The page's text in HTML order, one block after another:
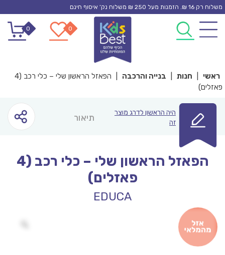
Skip
content
משלוח רק 16 ₪. הזמנות מעל 250 ₪ משלוח נק’ איסוף חינם
0
0
ראשי חנות בנייה והרכבה
הפאזל הראשון שלי – כלי רכב (4
פאזלים)
היה הראשון לדרג מוצר
זה
תיאור
הפאזל הראשון שלי – כלי רכב (4
פאזלים)
EDUCA